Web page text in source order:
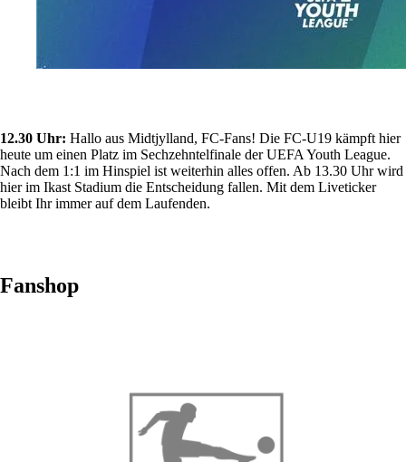
12.30 Uhr: Hallo aus Midtjylland, FC-Fans! Die FC-U19 kämpft hier
heute um einen Platz im Sechzehntelfinale der UEFA Youth League.
Nach dem 1:1 im Hinspiel ist weiterhin alles offen. Ab 13.30 Uhr wird
hier im Ikast Stadium die Entscheidung fallen. Mit dem Liveticker
bleibt Ihr immer auf dem Laufenden.
Fanshop